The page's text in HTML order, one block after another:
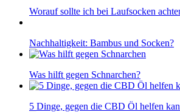
Worauf sollte ich bei Laufsocken
Nachhaltigkeit: Bambus und Socken?
Was hilft gegen Schnarchen?
5 Dinge, gegen die CBD Öl helfen